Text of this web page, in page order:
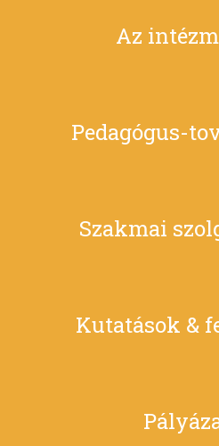
Az
Pedagógus-
Szakmai
Kutatások &